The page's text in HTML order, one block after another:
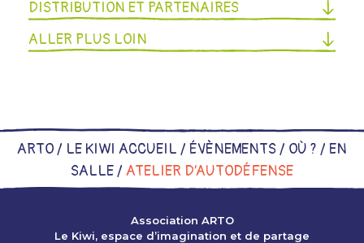
DISTRIBUTION ET PARTENAIRES
ALLER PLUS LOIN
ARTO / LE KIWI ACCUEIL / ÉVÈNEMENTS / OÙ ? / EN
SALLE/ ATELIER D’AUTODÉFENSE
Association ARTO
Le Kiwi, espace d’imagination et de partage